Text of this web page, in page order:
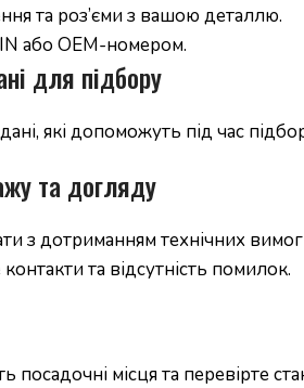
та роз’єми з вашою деталлю.
або OEM-номером.
для підбору
які допоможуть під час
та догляду
з дотриманням технічних вимог
та відсутність помилок.
посадочні місця та перевірте